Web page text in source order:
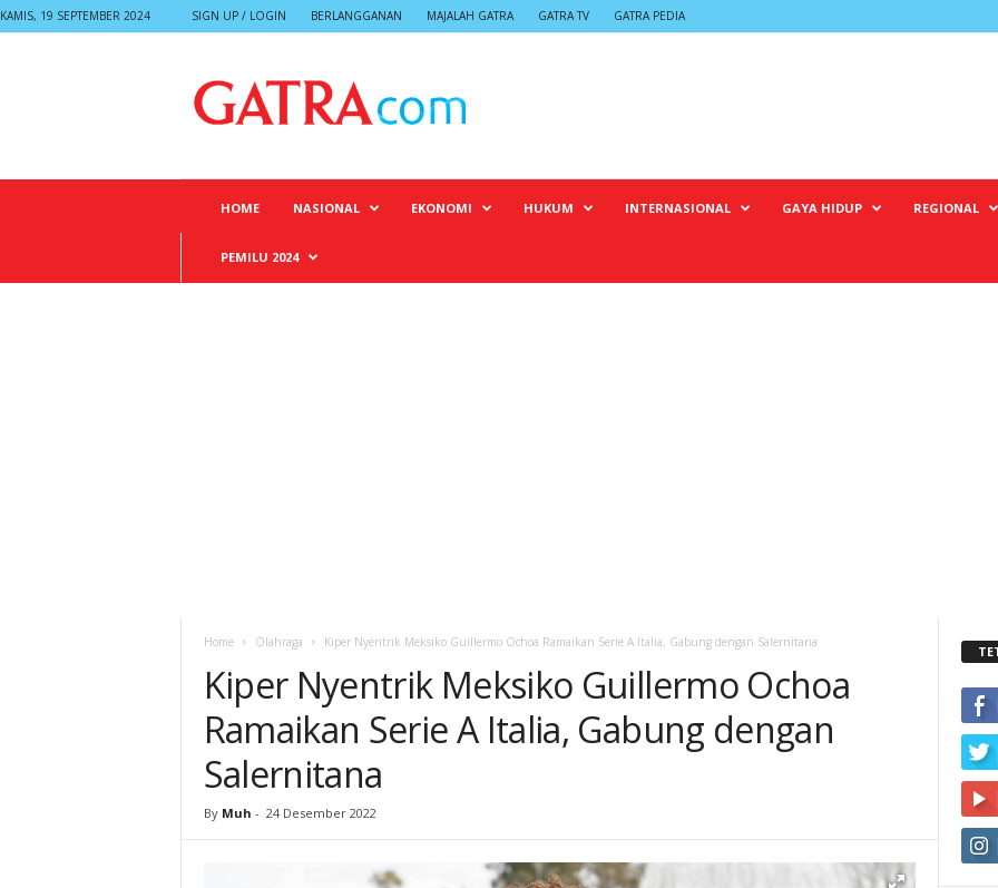
KAMIS, 19 SEPTEMBER 2024 SIGN UP / LOGIN BERLANGGANAN MAJALAH GATRA GATRA TV GATRA PEDIA
HOME NASIONAL EKONOMI HUKUM INTERNASIONAL GAYA HIDUP REGIONAL
PEMILU 2024
Home Olahraga Kiper Nyentrik Meksiko Guillermo Ochoa Ramaikan Serie A Italia, Gabung dengan Salernitana
Kiper Nyentrik Meksiko Guillermo Ochoa
Ramaikan Serie A Italia, Gabung dengan
Salernitana
By Muh - 24 Desember 2022